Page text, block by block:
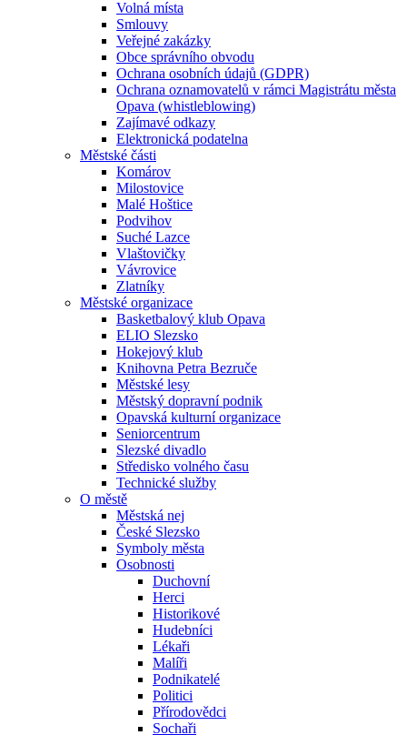
Volná místa
Smlouvy
Veřejné zakázky
Obce správního obvodu
Ochrana osobních údajů (GDPR)
Ochrana oznamovatelů v rámci Magistrátu města
Opava (whistleblowing)
Zajímavé odkazy
Elektronická podatelna
Městské části
Komárov
Milostovice
Malé Hoštice
Podvihov
Suché Lazce
Vlaštovičky
Vávrovice
Zlatníky
Městské organizace
Basketbalový klub Opava
ELIO Slezsko
Hokejový klub
Knihovna Petra Bezruče
Městské lesy
Městský dopravní podnik
Opavská kulturní organizace
Seniorcentrum
Slezské divadlo
Středisko volného času
Technické služby
O městě
Městská nej
České Slezsko
Symboly města
Osobnosti
Duchovní
Herci
Historikové
Hudebníci
Lékaři
Malíři
Podnikatelé
Politici
Přírodovědci
Sochaři